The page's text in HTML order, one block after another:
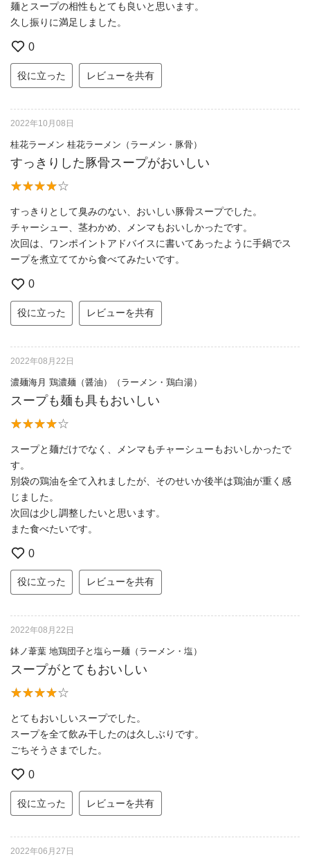
麺とスープの相性もとても良いと思います。
久し振りに満足しました。
0
役に立った レビューを共有
2022年10月08日
桂花ラーメン 桂花ラーメン（ラーメン・豚骨）
すっきりした豚骨スープがおいしい
すっきりとして臭みのない、おいしい豚骨スープでした。
チャーシュー、茎わかめ、メンマもおいしかったです。
次回は、ワンポイントアドバイスに書いてあったように手鍋でス
ープを煮立ててから食べてみたいです。
0
役に立った レビューを共有
2022年08月22日
濃麺海月 鶏濃麺（醤油）（ラーメン・鶏白湯）
スープも麺も具もおいしい
スープと麺だけでなく、メンマもチャーシューもおいしかったで
す。
別袋の鶏油を全て入れましたが、そのせいか後半は鶏油が重く感
じました。
次回は少し調整したいと思います。
また食べたいです。
0
役に立った レビューを共有
2022年08月22日
鉢ノ葦葉 地鶏団子と塩らー麺（ラーメン・塩）
スープがとてもおいしい
とてもおいしいスープでした。
スープを全て飲み干したのは久しぶりです。
ごちそうさまでした。
0
役に立った レビューを共有
2022年06月27日